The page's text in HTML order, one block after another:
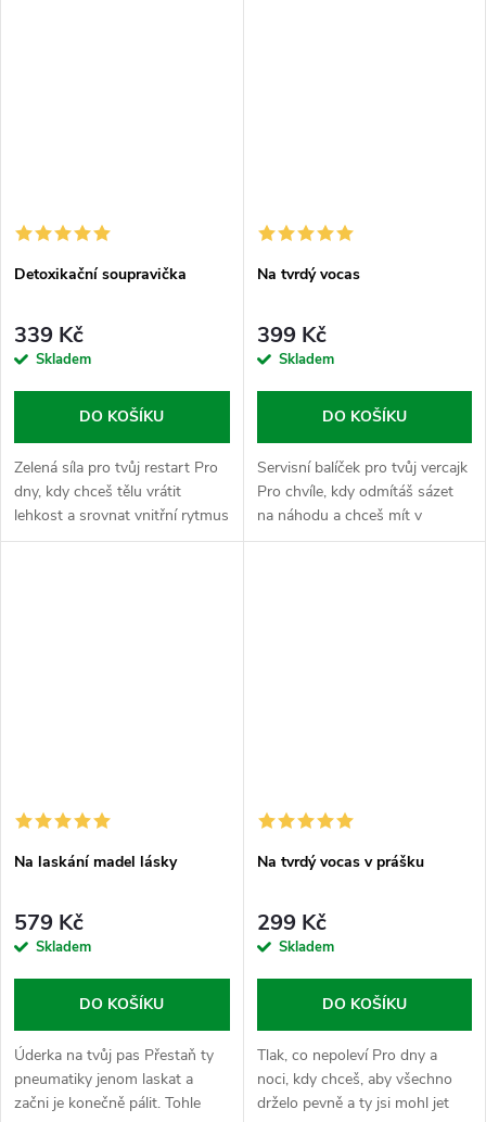
Detoxikační soupravička
339 Kč
Skladem
DO KOŠÍKU
Zelená síla pro tvůj restart Pro
dny, kdy chceš tělu vrátit
lehkost a srovnat vnitřní rytmus
bez složitého řešení. Tahle
Na tvrdý vocas
399 Kč
Skladem
DO KOŠÍKU
Servisní balíček pro tvůj vercajk
Pro chvíle, kdy odmítáš sázet
na náhodu a chceš mít v
systému propojený základ pro
Na laskání madel lásky
579 Kč
Skladem
DO KOŠÍKU
Úderka na tvůj pas Přestaň ty
pneumatiky jenom laskat a
začni je konečně pálit. Tohle
Na tvrdý vocas v prášku
299 Kč
Skladem
DO KOŠÍKU
Tlak, co nepoleví Pro dny a
noci, kdy chceš, aby všechno
drželo pevně a ty jsi mohl jet